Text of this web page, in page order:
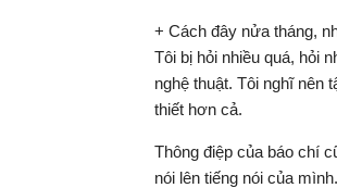
+ Cách đây nửa tháng,
Tôi bị hỏi nhiều quá, hỏi
nghệ thuật. Tôi nghĩ nên
thiết hơn cả.
Thông điệp của báo chí
nói lên tiếng nói của